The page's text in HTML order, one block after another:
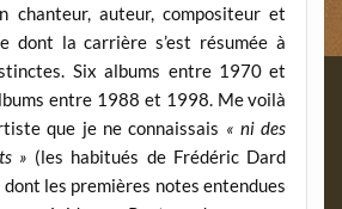
chanteur, auteur, compositeur et
dont la carrière s’est résumée à
Six albums entre 1970 et
entre 1988 et 1998. Me voilà
que je ne connaissais « ni des
» (les habitués de Frédéric Dard
les premières notes entendues